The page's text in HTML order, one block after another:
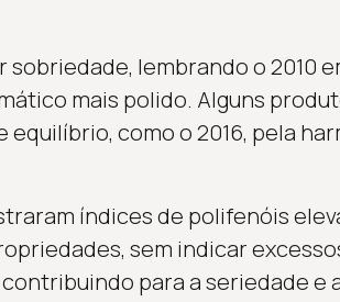
lembrando o 2010
mais polido. Alguns
como o 2016, pela
índices de polifenóis
sem indicar
para a seriedade e